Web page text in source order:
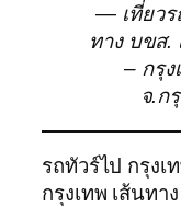
— เที่ยวร
ทาง บขส.
– กรุ
จ.ก
รถทัวร์ไป กรุง
กรุงเทพ เส้นทา